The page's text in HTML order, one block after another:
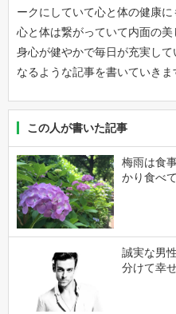
ークにしていて心と体の健康に
心と体は繋がっていて内面の美
身心が健やかで毎日が充実し
なるような記事を書いていき
この人が書いた記事
梅雨は食
かり食べ
誠実な男
分けて幸